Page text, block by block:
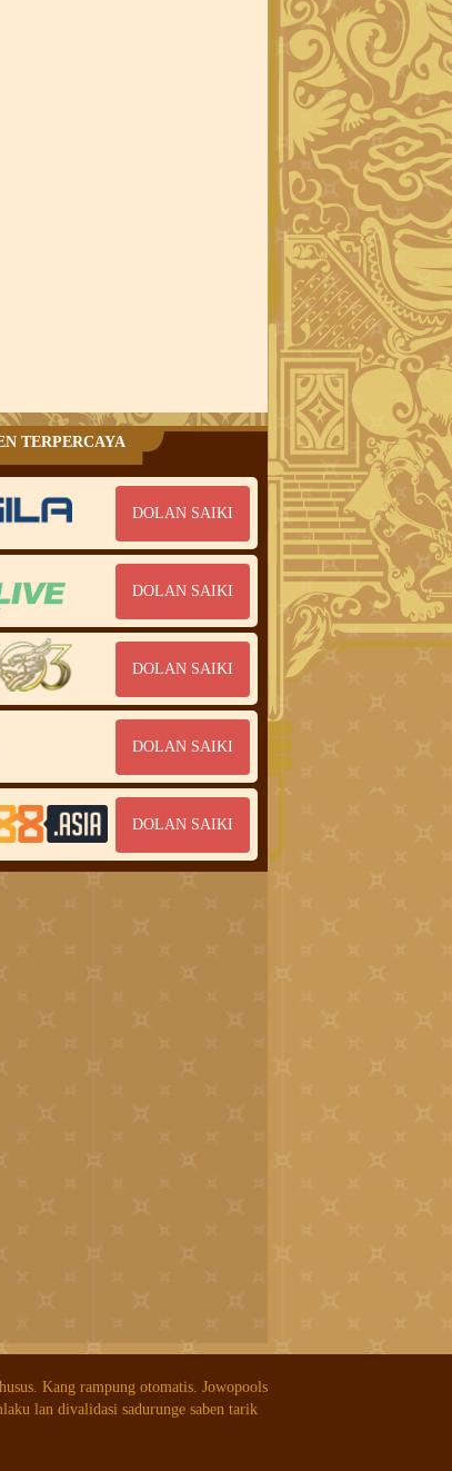
TERPERCAYA
DOLAN SAIKI
DOLAN SAIKI
DOLAN SAIKI
DOLAN SAIKI
DOLAN SAIKI
Kang rampung otomatis. Jowopools
lan divalidasi sadurunge saben tarik